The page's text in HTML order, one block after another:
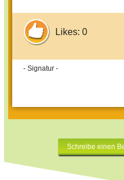
Likes: 0
- Signatur -
Schreibe einen